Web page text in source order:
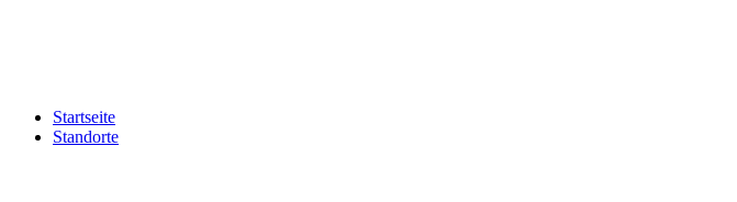
Startseite
Standorte